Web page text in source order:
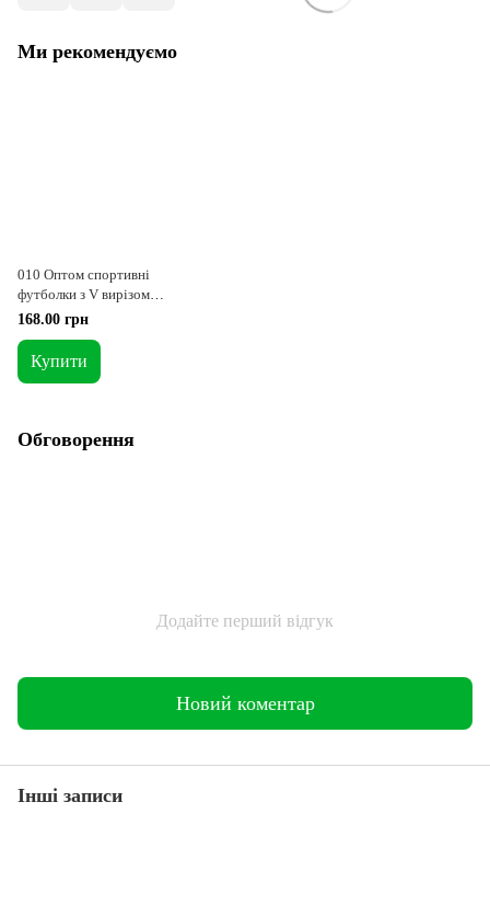
Ми рекомендуємо
010 Оптом спортивні
футболки з V вирізом
світла м'ята 2XL = 50-52
168.00 грн
Купити
Обговорення
Додайте перший відгук
Новий коментар
Інші записи